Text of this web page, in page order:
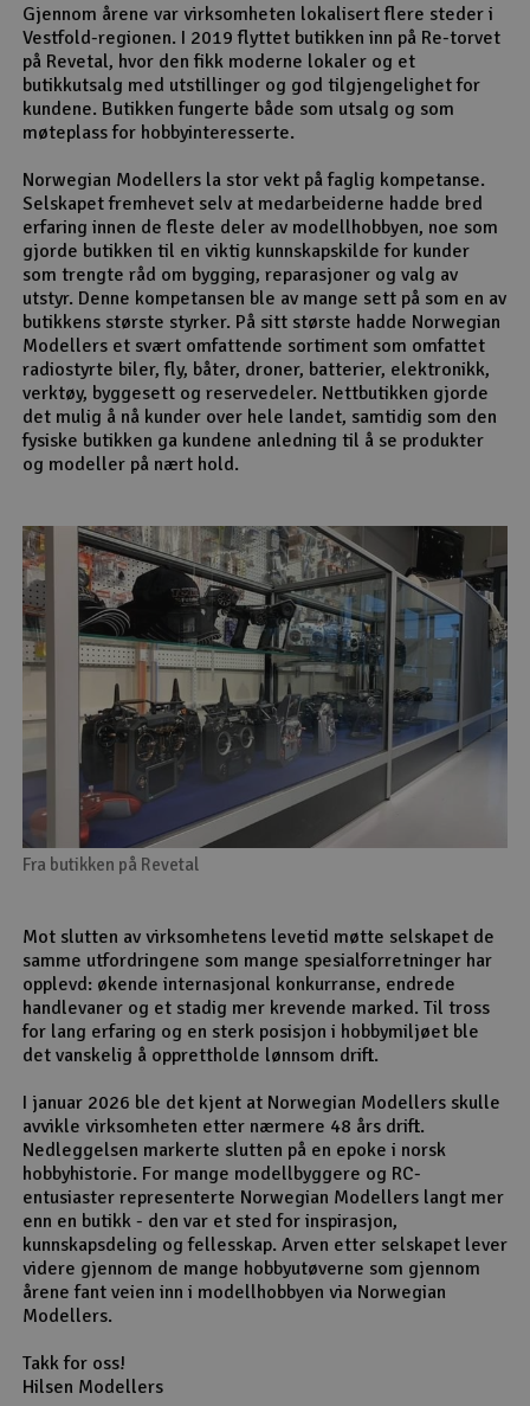
Gjennom årene var virksomheten lokalisert flere steder i
Vestfold-regionen. I 2019 flyttet butikken inn på Re-torvet
på Revetal, hvor den fikk moderne lokaler og et
butikkutsalg med utstillinger og god tilgjengelighet for
kundene. Butikken fungerte både som utsalg og som
møteplass for hobbyinteresserte.
Norwegian Modellers la stor vekt på faglig kompetanse.
Selskapet fremhevet selv at medarbeiderne hadde bred
erfaring innen de fleste deler av modellhobbyen, noe som
gjorde butikken til en viktig kunnskapskilde for kunder
som trengte råd om bygging, reparasjoner og valg av
utstyr. Denne kompetansen ble av mange sett på som en av
butikkens største styrker. På sitt største hadde Norwegian
Modellers et svært omfattende sortiment som omfattet
radiostyrte biler, fly, båter, droner, batterier, elektronikk,
verktøy, byggesett og reservedeler. Nettbutikken gjorde
det mulig å nå kunder over hele landet, samtidig som den
fysiske butikken ga kundene anledning til å se produkter
og modeller på nært hold.
Fra butikken på Revetal
Mot slutten av virksomhetens levetid møtte selskapet de
samme utfordringene som mange spesialforretninger har
opplevd: økende internasjonal konkurranse, endrede
handlevaner og et stadig mer krevende marked. Til tross
for lang erfaring og en sterk posisjon i hobbymiljøet ble
det vanskelig å opprettholde lønnsom drift.
I januar 2026 ble det kjent at Norwegian Modellers skulle
avvikle virksomheten etter nærmere 48 års drift.
Nedleggelsen markerte slutten på en epoke i norsk
hobbyhistorie. For mange modellbyggere og RC-
entusiaster representerte Norwegian Modellers langt mer
enn en butikk - den var et sted for inspirasjon,
kunnskapsdeling og fellesskap. Arven etter selskapet lever
videre gjennom de mange hobbyutøverne som gjennom
årene fant veien inn i modellhobbyen via Norwegian
Modellers.
Takk for oss!
Hilsen Modellers